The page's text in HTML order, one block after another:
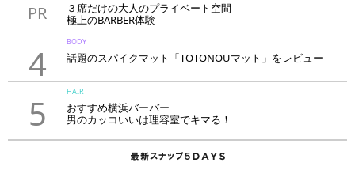
PR
３席だけの大人のプライベート空間
極上のBARBER体験
「LAVIE NEW STANDARD BARBER HANARE新宿店」
4
BODY
話題のスパイクマット「TOTONOUマット」をレビュー
5
HAIR
おすすめ横浜バーバー
男のカッコいいは理容室でキマる！